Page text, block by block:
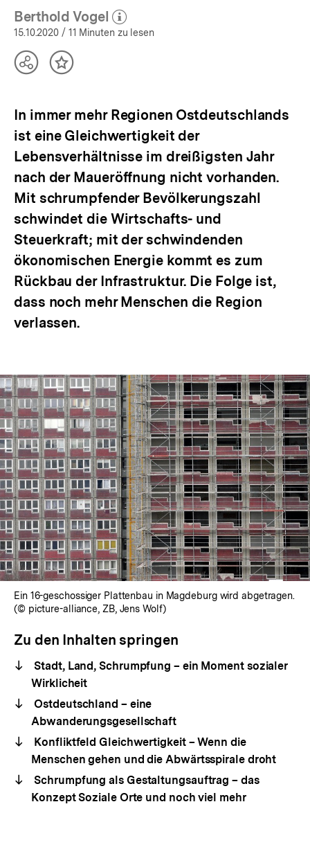
Berthold Vogel
(Mehr zum Autor)
öffnen
15.10.2020 / 11 Minuten zu lesen
TeilenInhalt
In immer mehr Regionen Ostdeutschlands
ist eine Gleichwertigkeit der
Lebensverhältnisse im dreißigsten Jahr
nach der Maueröffnung nicht vorhanden.
Mit schrumpfender Bevölkerungszahl
schwindet die Wirtschafts- und
Steuerkraft; mit der schwindenden
ökonomischen Energie kommt es zum
Rückbau der Infrastruktur. Die Folge ist,
dass noch mehr Menschen die Region
verlassen.
Ein 16-geschossiger Plattenbau in Magdeburg wird abgetragen.
(© picture-alliance, ZB, Jens Wolf)
Zu den Inhalten springen
Stadt, Land, Schrumpfung – ein Moment sozialer
Wirklicheit
Ostdeutschland – eine
Abwanderungsgesellschaft
Konfliktfeld Gleichwertigkeit – Wenn die
Menschen gehen und die Abwärtsspirale droht
Schrumpfung als Gestaltungsauftrag – das
Konzept Soziale Orte und noch viel mehr